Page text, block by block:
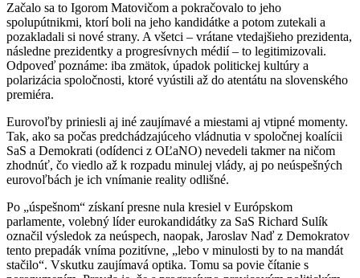
Začalo sa to Igorom Matovičom a pokračovalo to jeho
spolupútnikmi, ktorí boli na jeho kandidátke a potom zutekali a
pozakladali si nové strany. A všetci – vrátane vtedajšieho prezidenta,
následne prezidentky a progresívnych médií – to legitimizovali.
Odpoveď poznáme: iba zmätok, úpadok politickej kultúry a
polarizácia spoločnosti, ktoré vyústili až do atentátu na slovenského
premiéra.
Eurovoľby priniesli aj iné zaujímavé a miestami aj vtipné momenty.
Tak, ako sa počas predchádzajúceho vládnutia v spoločnej koalícii
SaS a Demokrati (odídenci z OĽaNO) nevedeli takmer na ničom
zhodnúť, čo viedlo až k rozpadu minulej vlády, aj po neúspešných
eurovoľbách je ich vnímanie reality odlišné.
Po „úspešnom“ získaní presne nula kresiel v Európskom
parlamente, volebný líder eurokandidátky za SaS Richard Sulík
označil výsledok za neúspech, naopak, Jaroslav Naď z Demokratov
tento prepadák vníma pozitívne, „lebo v minulosti by to na mandát
stačilo“. Vskutku zaujímavá optika. Tomu sa povie čítanie s